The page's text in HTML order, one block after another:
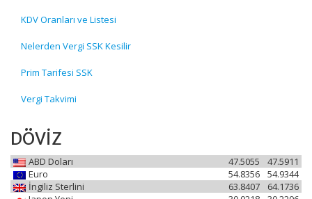
KDV Oranları ve Listesi
Nelerden Vergi SSK Kesilir
Prim Tarifesi SSK
Vergi Takvimi
DÖVİZ
ABD Doları 47.5911
47.5055
Euro
54.9344
54.8356
İngiliz Sterlini
64.1736
63.8407